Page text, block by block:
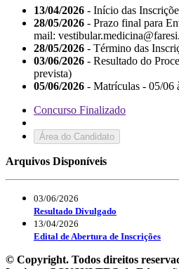
13/04/2026 - Início das
28/05/2026 - Prazo final para
mail:
28/05/2026 - Término das
03/06/2026 - Resultado do
prevista)
05/06/2026 - Matrículas - 05/
Concurso Finalizado
Área do Candidato
Arquivos Disponíveis
03/06/2026
Resultado Divulgado
13/04/2026
Edital de Abertura de Inscrições
© Copyright. Todos direitos